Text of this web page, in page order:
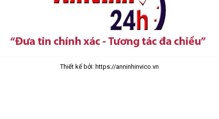
Thiết kế bởi: https://anninhinvico.vn